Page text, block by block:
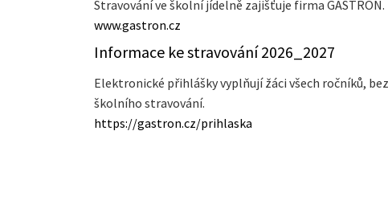
Stravování ve školní jídelně zajišťuje firma GASTRON.
www.gastron.cz
Informace ke stravování 2026_2027
Elektronické přihlášky vyplňují žáci všech ročníků,
školního stravování.
https://gastron.cz/prihlaska